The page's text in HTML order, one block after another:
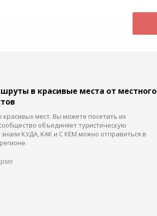
в красивые места от местного
красивых мест. Вы можете посетить их
объединяет туристическую
КУДА, КАК и С КЕМ можно отправиться в